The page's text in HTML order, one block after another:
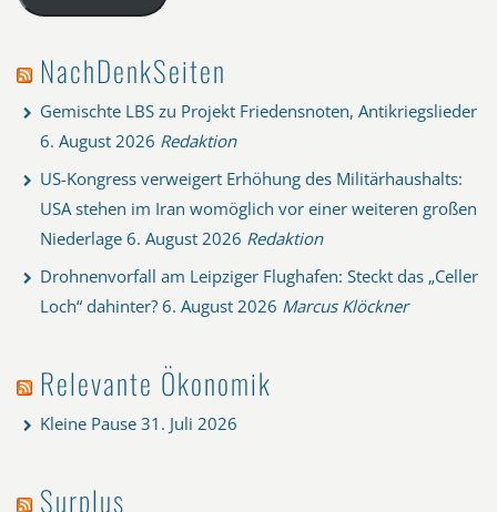
NachDenkSeiten
Gemischte LBS zu Projekt Friedensnoten, Antikriegslieder
6. August 2026 Redaktion
US-Kongress verweigert Erhöhung des Militärhaushalts:
USA stehen im Iran womöglich vor einer weiteren großen
Niederlage 6. August 2026 Redaktion
Drohnenvorfall am Leipziger Flughafen: Steckt das „Celler
Loch“ dahinter? 6. August 2026 Marcus Klöckner
Relevante Ökonomik
Kleine Pause 31. Juli 2026
Surplus